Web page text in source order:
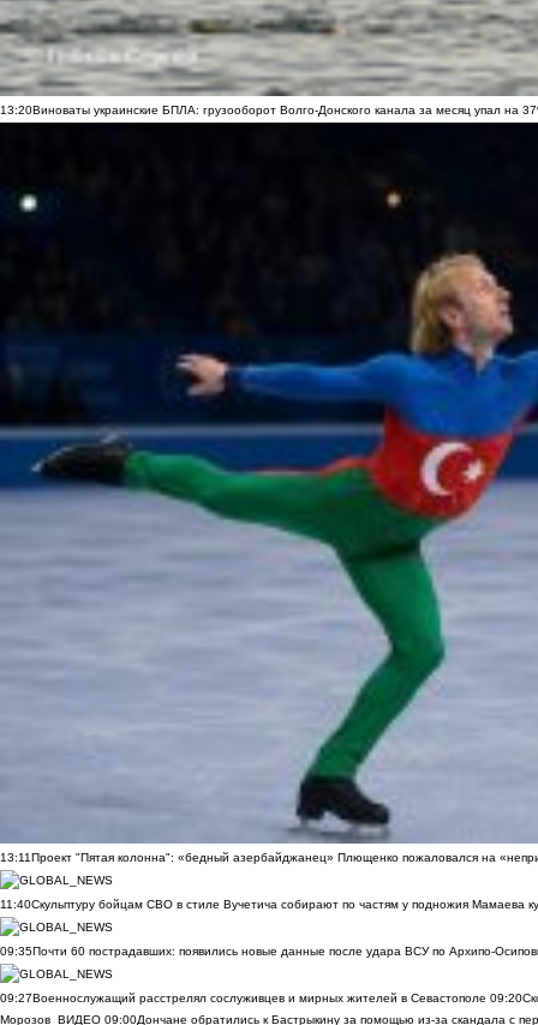
13:20Виноваты украинские БПЛА: грузооборот Волго-Донского канала за месяц упал на
13:11Проект "Пятая колонна": «бедный азербайджанец» Плющенко пожаловался на
11:40Скульптуру бойцам СВО в стиле Вучетича собирают по частям у подножия Мамаева
09:35Почти 60 пострадавших: появились новые данные после удара ВСУ по Архипо-
09:27Военнослужащий расстрелял сослуживцев и мирных жителей в Севастополе 09:20
Морозов ВИДЕО 09:00Дончане обратились к Бастрыкину за помощью из-за скандала с